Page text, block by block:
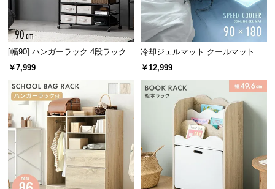
ル
に
つ
い
て
証
つ
て
伝統と信頼のデンマークデザイン
[幅90] ハンガーラック 4段ラック収
納 キャスター付き
￥7,999
冷却ジェルマット クールマット プ
レミアムタイプ 90×180cm
￥12,999